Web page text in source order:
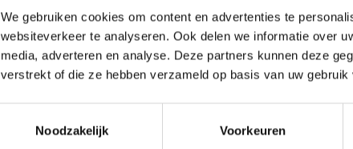
We gebruiken cookies om content en advertenties te
websiteverkeer te analyseren. Ook delen we informatie over
media, adverteren en analyse. Deze partners kunnen deze
verstrekt of die ze hebben verzameld op basis van uw
Noodzakelijk
Voorkeuren
Cawö Bold 6277 oliv/rosa
Douchlaken 70x140